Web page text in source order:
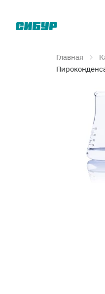
Главная